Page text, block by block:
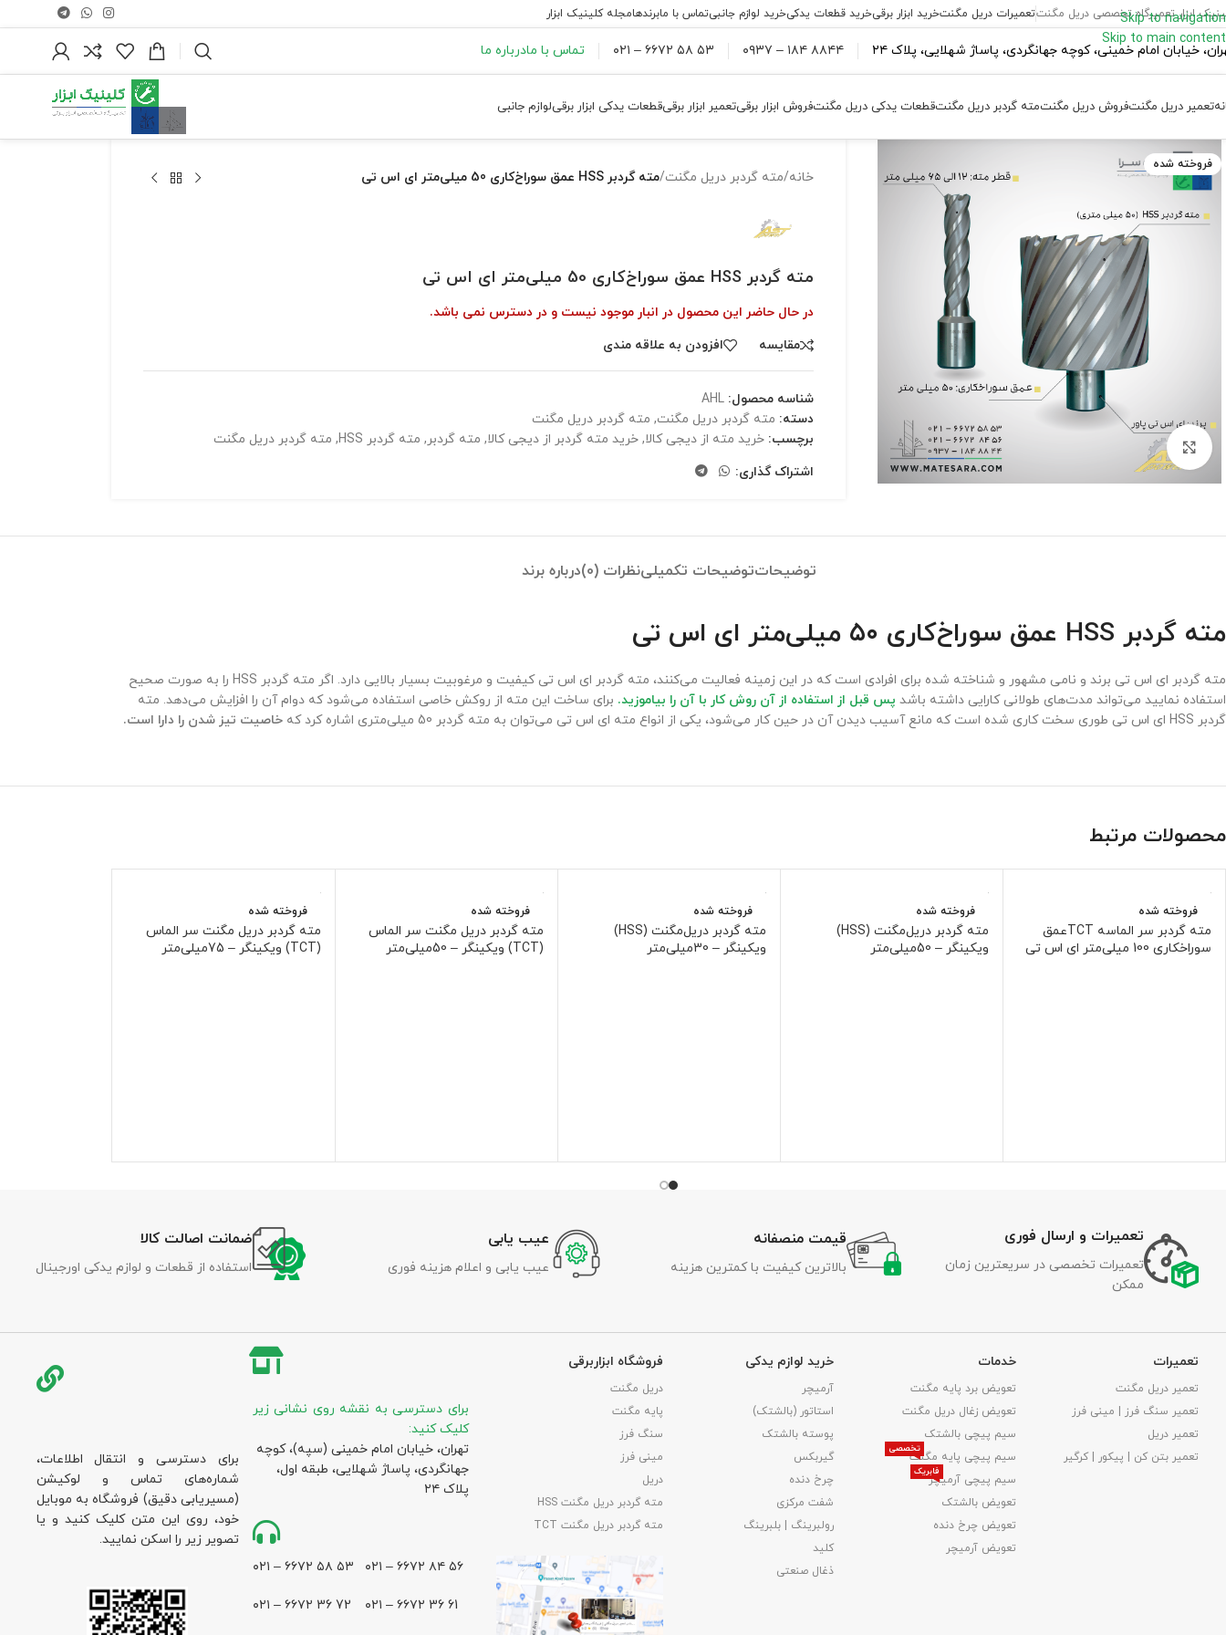
Skip to navigation
Skip to main content
ابزار تعمیرگاه تخصصی دریل مگنتتعمیرات دریل مگنتخرید ابزار برقیخرید قطعات یدکیخرید لوازم جانبیتماس با مابرندهامجله کلینیک ابزار
خیابان امام خمینی، کوچه جهانگردی، پاساژ شهلایی، پلاک ۲۴ ۸۸۴۴ ۱۸۴ – ۰۹۳۷ ۵۳ ۵۸ ۶۶۷۲ – ۰۲۱ تماس با مادرباره ما
تعمیر دریل مگنتفروش دریل مگنتمته گردبر دریل مگنتقطعات یدکی دریل مگنتفروش ابزار برقیتعمیر ابزار برقیقطعات یدکی ابزار برقیلوازم جانبی
فروخته شده
برای بزرگنمایی کلیک کنید
خانه/مته گردبر دریل مگنت/مته گردبر HSS عمق سوراخ‌کاری 50 میلی‌متر ای اس تی
مته گردبر HSS عمق سوراخ‌کاری 50 میلی‌متر ای اس تی
در حال حاضر این محصول در انبار موجود نیست و در دسترس نمی باشد.
مقايسه
افزودن به علاقه مندی
شناسه محصول:AHL
دسته: مته گردبر دریل مگنت, مته گردبر دریل مگنت
برچسب: خرید مته از دیجی کالا, خرید مته گردبر از دیجی کالا, مته گردبر, مته گردبر HSS , مته گردبر دریل مگنت
اشتراک گذاری:
توضیحاتتوضیحات تکمیلینظرات (0) درباره برند
مته گردبر HSS عمق سوراخ‌کاری ۵۰ میلی‌متر ای اس تی
مته گردبر ای اس تی برند و نامی مشهور و شناخته شده برای افرادی است که در این زمینه فعالیت می‌کنند، مته گردبر ای اس تی کیفیت و مرغوبیت بسیار بالایی دارد. اگر مته گردبر HSS را به صورت صحیح
استفاده نمایید می‌تواند مدت‌های طولانی کارایی داشته باشد پس قبل از استفاده از آن روش کار با آن را بیاموزید. برای ساخت این مته از روکش خاصی استفاده می‌شود که دوام آن را افزایش می‌دهد. مته
گردبر HSS ای اس تی طوری سخت کاری شده است که مانع آسیب دیدن آن در حین کار می‌شود، یکی از انواع مته ای اس تی می‌توان به مته گردبر 50 میلی‌متری اشاره کرد که
خاصیت تیز شدن را دارا است.
محصولات مرتبط
فروخته شده
مته گردبر سر الماسه TCTعمق
سوراخکاری 100 میلی‌متر ای اس تی
فروخته شده
مته گردبر دریل‌مگنت (HSS)
ویکینگر – 50میلی‌متر
فروخته شده
مته گردبر دریل‌مگنت (HSS)
ویکینگر – 30میلی‌متر
فروخته شده
مته گردبر دریل مگنت سر الماس
(TCT) ویکینگر – 50میلی‌متر
فروخته شده
مته گردبر دریل مگنت سر الماس
(TCT) ویکینگر – 75میلی‌متر
تعمیرات و ارسال فوری
تعمیرات تخصصی در سریعترین زمان
ممکن
قیمت منصفانه
بالاترین کیفیت با کمترین هزینه
عیب یابی
عیب یابی و اعلام هزینه فوری
ضمانت اصالت کالا
استفاده از قطعات و لوازم یدکی اورجینال
تعمیرات
تعمیر دریل مگنت
تعمیر سنگ فرز | مینی فرز
تعمیر دریل
تعمیر بتن کن | پیکور | کرگیر
خدمات
تعویض برد پایه مگنت
تعویض زغال دریل مگنت
سیم پیچی بالشتک
سیم پیچی پایه مگنت
تخصصی
سیم پیچی آرمیچر
فابریک
تعویض بالشتک​
تعویض چرخ دنده
تعویض آرمیچر
خرید لوازم یدکی
آرمیچر
استاتور (بالشتک)
پوسته بالشتک
گیربکس
چرخ دنده
شفت مرکزی
رولبرینگ | بلبرینگ
کلید
ذغال صنعتی
فروشگاه ابزاربرقی
دریل مگنت
پایه مگنت
سنگ فرز
مینی فرز
دریل
مته گردبر دریل مگنت HSS
مته گردبر دریل مگنت TCT
برای دسترسی به نقشه روی نشانی زیر
کلیک کنید:
تهران، خیابان امام خمینی (سپه)، کوچه
جهانگردی،‌ پاساژ شهلایی، طبقه اول،
پلاک ۲۴
۵۶ ۸۴ ۶۶۷۲ – ۰۲۱
61 36 ۶۶۷۲ – ۰۲۱
۵۳ ۵۸ ۶۶۷۲ – ۰۲۱
72 36 ۶۶۷۲ – ۰۲۱
برای دسترسی و انتقال اطلاعات،
شماره‌های تماس و لوکیشن
(مسیریابی دقیق) فروشگاه به موبایل
خود، روی این متن کلیک کنید و یا
تصویر زیر را اسکن نمایید.